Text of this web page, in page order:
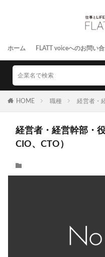
ホーム FLATT voiceへのお問い
HOME 職種 経営者・
経営者・経営幹部・
CIO、CTO）